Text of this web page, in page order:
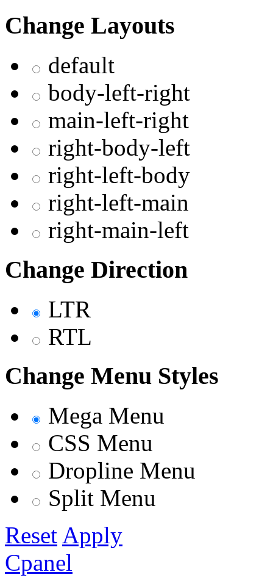
Change Layouts
default
body-left-right
main-left-right
right-body-left
right-left-body
right-left-main
right-main-left
Change Direction
LTR
RTL
Change Menu Styles
Mega Menu
CSS Menu
Dropline Menu
Split Menu
Reset Apply
Cpanel